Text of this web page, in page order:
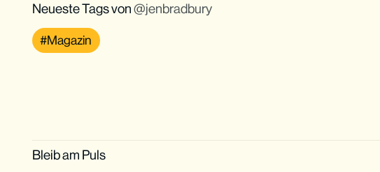
Neueste Tags von jenbradbury
Magazin
Bleib am Puls